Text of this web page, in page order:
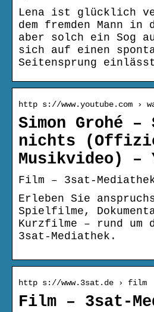
Lena ist glücklich
dem fremden Mann in
aber solch ein Sog
sich auf einen
Seitensprung
http s://www.youtube.com ›
Simon Grohé –
nichts
Musikvideo) –
Film – 3sat-
Erleben Sie
Spielfilme,
Kurzfilme – rund um
3sat-Mediathek.
http s://www.3sat.de › film
Film – 3sat-